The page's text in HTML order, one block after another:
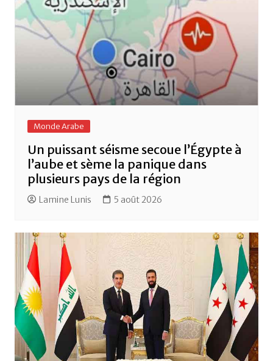
Monde Arabe
Un puissant séisme secoue l’Égypte à
l’aube et sème la panique dans
plusieurs pays de la région
Lamine Lunis 5 août 2026